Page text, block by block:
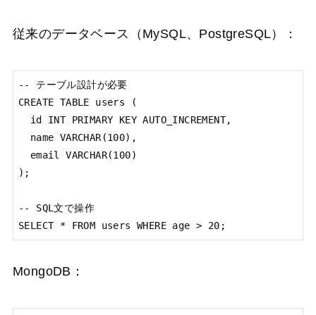
従来のデータベース（MySQL、PostgreSQL）：
-- テーブル設計が必要
CREATE TABLE users (
);
-- SQL文で操作
SELECT * FROM users WHERE age > 20;
MongoDB：